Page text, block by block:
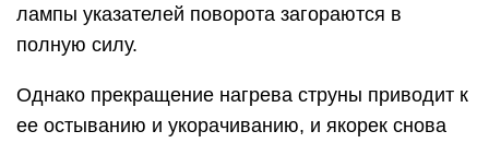
лампы указателей поворота загораются в
полную силу.
Однако прекращение нагрева струны приводит к
ее остыванию и укорачиванию, и якорек снова